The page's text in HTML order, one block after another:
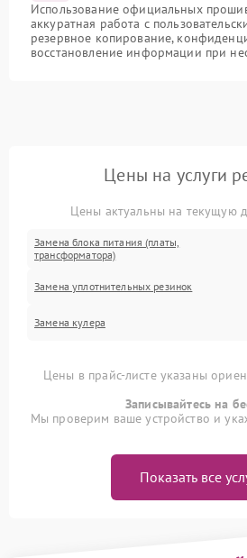
Использование официальных
аккуратная работа с
резервное копирование,
восстановление информации при
Цены на услуги
Цены актуальны на текущую
Замена блока питания (платы,
трансформатора)
Замена уплотнительных резинок
Замена кулера
Цены в прайс-листе указаны
Записывайтесь на
Мы проверим ваше устройство и
Показать все